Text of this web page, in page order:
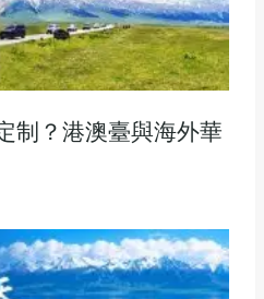
制？港澳臺與海外華